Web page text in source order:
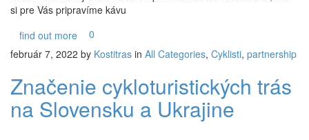
si pre Vás pripravíme kávu
find out more
0
február 7, 2022 by Kostitras in All Categories, Cyklisti, partnership
Značenie cykloturistických trás
na Slovensku a Ukrajine